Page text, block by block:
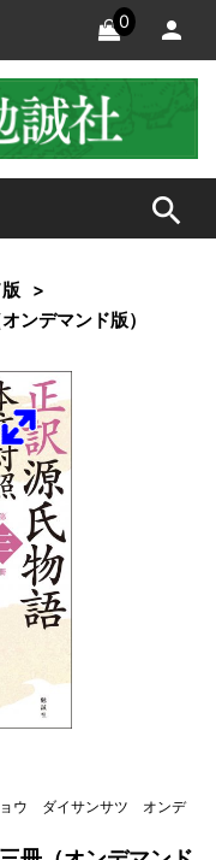
0
search
デマンド版）
ウ ダイサンサツ オンデ